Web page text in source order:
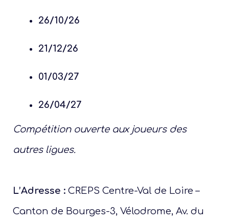
26/10/26
21/12/26
01/03/27
26/04/27
Compétition ouverte aux joueurs des
autres ligues.
L’Adresse : CREPS Centre-Val de Loire –
Canton de Bourges-3, Vélodrome, Av. du